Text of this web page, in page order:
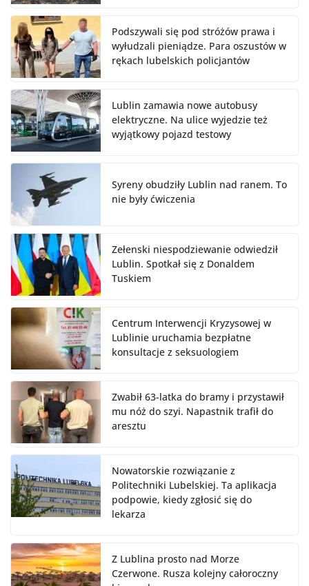
Podszywali się pod stróżów prawa i
wyłudzali pieniądze. Para oszustów w
rękach lubelskich policjantów
Lublin zamawia nowe autobusy
elektryczne. Na ulice wyjedzie też
wyjątkowy pojazd testowy
Syreny obudziły Lublin nad ranem. To
nie były ćwiczenia
Zełenski niespodziewanie odwiedził
Lublin. Spotkał się z Donaldem
Tuskiem
Centrum Interwencji Kryzysowej w
Lublinie uruchamia bezpłatne
konsultacje z seksuologiem
Zwabił 63-latka do bramy i przystawił
mu nóż do szyi. Napastnik trafił do
aresztu
Nowatorskie rozwiązanie z
Politechniki Lubelskiej. Ta aplikacja
podpowie, kiedy zgłosić się do
lekarza
Z Lublina prosto nad Morze
Czerwone. Rusza kolejny całoroczny